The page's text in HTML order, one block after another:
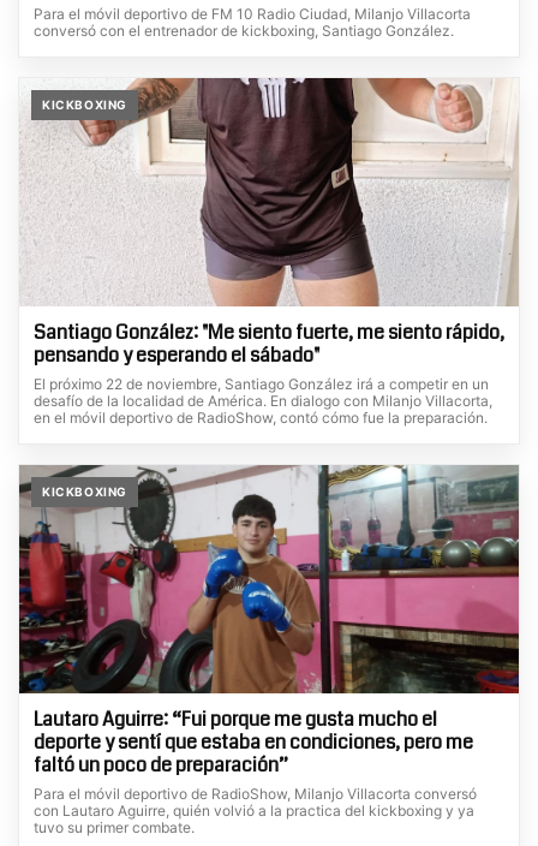
Para el móvil deportivo de FM 10 Radio Ciudad, Milanjo Villacorta
conversó con el entrenador de kickboxing, Santiago González.
KICKBOXING
Santiago González: "Me siento fuerte, me siento rápido,
pensando y esperando el sábado"
El próximo 22 de noviembre, Santiago González irá a competir en un
desafío de la localidad de América. En dialogo con Milanjo Villacorta,
en el móvil deportivo de RadioShow, contó cómo fue la preparación.
KICKBOXING
Lautaro Aguirre: “Fui porque me gusta mucho el
deporte y sentí que estaba en condiciones, pero me
faltó un poco de preparación”
Para el móvil deportivo de RadioShow, Milanjo Villacorta conversó
con Lautaro Aguirre, quién volvió a la practica del kickboxing y ya
tuvo su primer combate.